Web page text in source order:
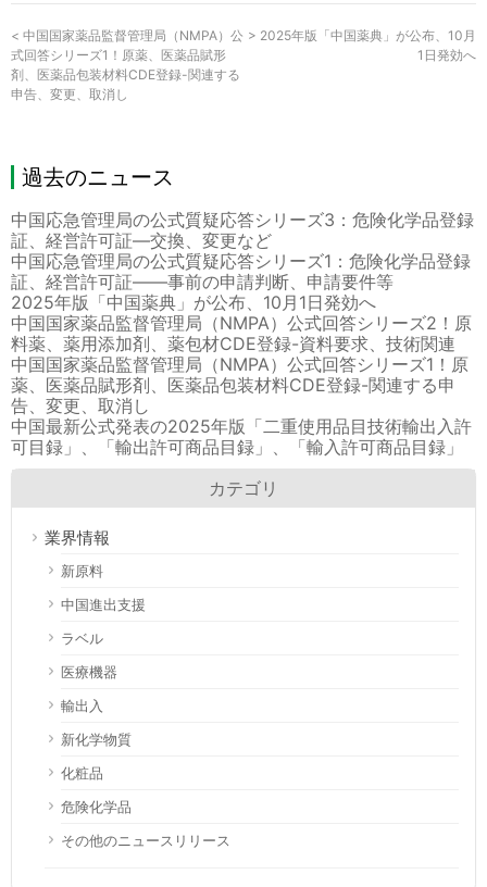
< 中国国家薬品監督管理局（NMPA）公
式回答シリーズ1！原薬、医薬品賦形
剤、医薬品包装材料CDE登録-関連する
申告、変更、取消し
> 2025年版「中国薬典」が公布、10月
1日発効へ
過去のニュース
中国応急管理局の公式質疑応答シリーズ3：危険化学品登録
証、経営許可証―交換、変更など
中国応急管理局の公式質疑応答シリーズ1：危険化学品登録
証、経営許可証――事前の申請判断、申請要件等
2025年版「中国薬典」が公布、10月1日発効へ
中国国家薬品監督管理局（NMPA）公式回答シリーズ2！原
料薬、薬用添加剤、薬包材CDE登録-資料要求、技術関連
中国国家薬品監督管理局（NMPA）公式回答シリーズ1！原
薬、医薬品賦形剤、医薬品包装材料CDE登録-関連する申
告、変更、取消し
中国最新公式発表の2025年版「二重使用品目技術輸出入許
可目録」、「輸出許可商品目録」、「輸入許可商品目録」
カテゴリ
業界情報
新原料
中国進出支援
ラベル
医療機器
輸出入
新化学物質
化粧品
危険化学品
その他のニュースリリース